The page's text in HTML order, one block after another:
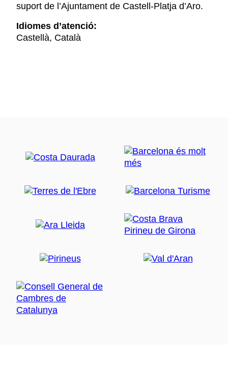
suport de l’Ajuntament de Castell-Platja d’Aro.
Idiomes d’atenció:
Castellà, Català